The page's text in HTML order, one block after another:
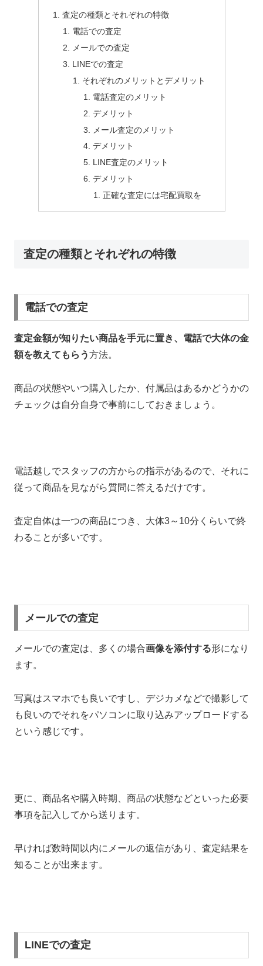
査定の種類とそれぞれの特徴
電話での査定
メールでの査定
LINEでの査定
それぞれのメリットとデメリット
電話査定のメリット
デメリット
メール査定のメリット
デメリット
LINE査定のメリット
デメリット
正確な査定には宅配買取を
査定の種類とそれぞれの特徴
電話での査定
査定金額が知りたい商品を手元に置き、電話で大体の金
額を教えてもらう方法。
商品の状態やいつ購入したか、付属品はあるかどうかの
チェックは自分自身で事前にしておきましょう。
電話越しでスタッフの方からの指示があるので、それに
従って商品を見ながら質問に答えるだけです。
査定自体は一つの商品につき、大体3～10分くらいで終
わることが多いです。
メールでの査定
メールでの査定は、多くの場合画像を添付する形になり
ます。
写真はスマホでも良いですし、デジカメなどで撮影して
も良いのでそれをパソコンに取り込みアップロードする
という感じです。
更に、商品名や購入時期、商品の状態などといった必要
事項を記入してから送ります。
早ければ数時間以内にメールの返信があり、査定結果を
知ることが出来ます。
LINEでの査定